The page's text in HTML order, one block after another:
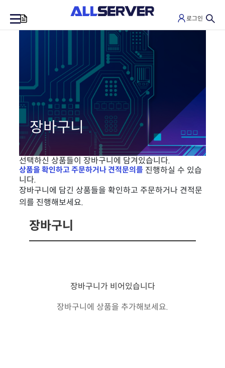
로그인
장바구니
선택하신 상품들이 장바구니에 담겨있습니다.
상품을 확인하고 주문하거나 견적문의를 진행하실 수 있습
니다.
장바구니에 담긴 상품들을 확인하고 주문하거나 견적문
의를 진행해보세요.
장바구니
장바구니가 비어있습니다
장바구니에 상품을 추가해보세요.